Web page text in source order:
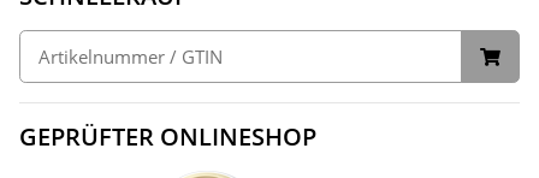
GEPRÜFTER ONLINESHOP